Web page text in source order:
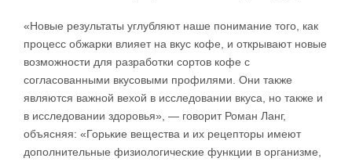
«Новые результаты углубляют наше понимание того, как
процесс обжарки влияет на вкус кофе, и открывают новые
возможности для разработки сортов кофе с
согласованными вкусовыми профилями. Они также
являются важной вехой в исследовании вкуса, но также и
в исследовании здоровья», — говорит Роман Ланг,
объясняя: «Горькие вещества и их рецепторы имеют
дополнительные физиологические функции в организме,